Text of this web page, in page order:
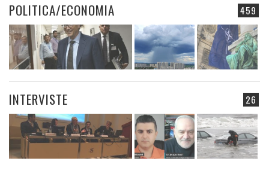
459
POLITICA/ECONOMIA
26
INTERVISTE